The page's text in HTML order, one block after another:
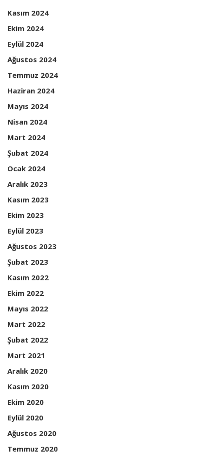
Kasım 2024
Ekim 2024
Eylül 2024
Ağustos 2024
Temmuz 2024
Haziran 2024
Mayıs 2024
Nisan 2024
Mart 2024
Şubat 2024
Ocak 2024
Aralık 2023
Kasım 2023
Ekim 2023
Eylül 2023
Ağustos 2023
Şubat 2023
Kasım 2022
Ekim 2022
Mayıs 2022
Mart 2022
Şubat 2022
Mart 2021
Aralık 2020
Kasım 2020
Ekim 2020
Eylül 2020
Ağustos 2020
Temmuz 2020